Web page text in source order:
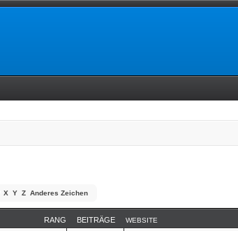
X Y Z Anderes Zeichen
RANG BEITRÄGE WEBSITE